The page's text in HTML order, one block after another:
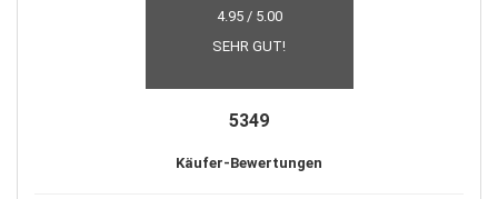
4.95 / 5.00
SEHR GUT!
5349
Käufer-Bewertungen